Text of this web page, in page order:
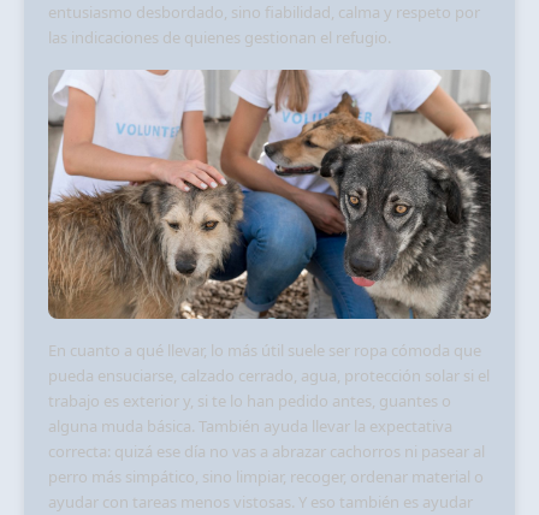
entusiasmo desbordado, sino fiabilidad, calma y respeto por
las indicaciones de quienes gestionan el refugio.
En cuanto a qué llevar, lo más útil suele ser ropa cómoda que
pueda ensuciarse, calzado cerrado, agua, protección solar si el
trabajo es exterior y, si te lo han pedido antes, guantes o
alguna muda básica. También ayuda llevar la expectativa
correcta: quizá ese día no vas a abrazar cachorros ni pasear al
perro más simpático, sino limpiar, recoger, ordenar material o
ayudar con tareas menos vistosas. Y eso también es ayudar